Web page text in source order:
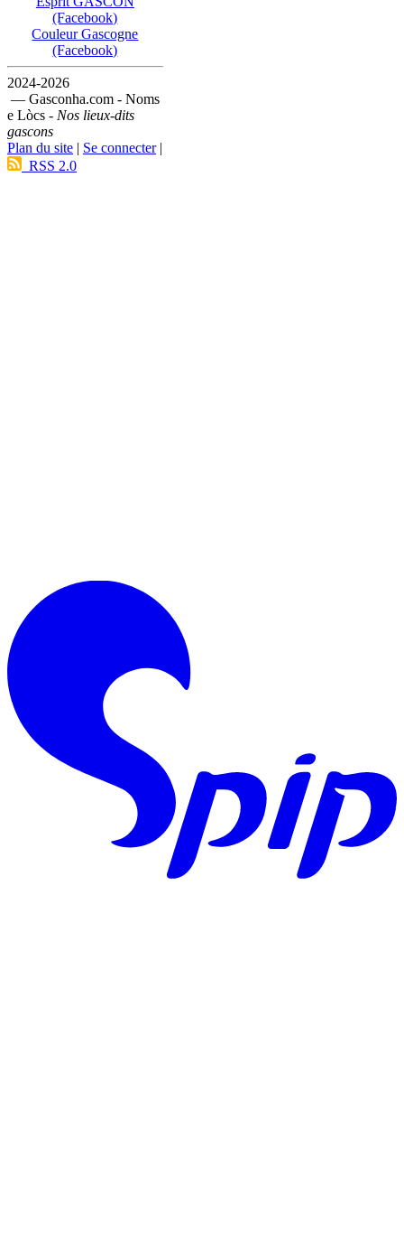
(Facebook)
Couleur Gascogne
(Facebook)
2024-2026
— Gasconha.com - Noms
e Lòcs - Nos lieux-dits
gascons
Plan du site | Se connecter|
RSS 2.0